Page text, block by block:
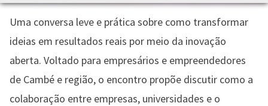
Uma conversa leve e prática sobre como transformar
ideias em resultados reais por meio da inovação
aberta. Voltado para empresários e empreendedores
de Cambé e região, o encontro propõe discutir como a
colaboração entre empresas, universidades e o